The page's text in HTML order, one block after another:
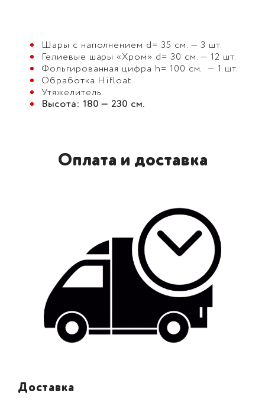
Шары с наполнением d= 35 см. — 3 шт.
Гелиевые шары «Хром» d= 30 см. — 12 шт.
Фольгированная цифра h= 100 см. — 1 шт.
Обработка Hifloat.
Утяжелитель.
Высота: 180 — 230 см.
Оплата и доставка
Доставка